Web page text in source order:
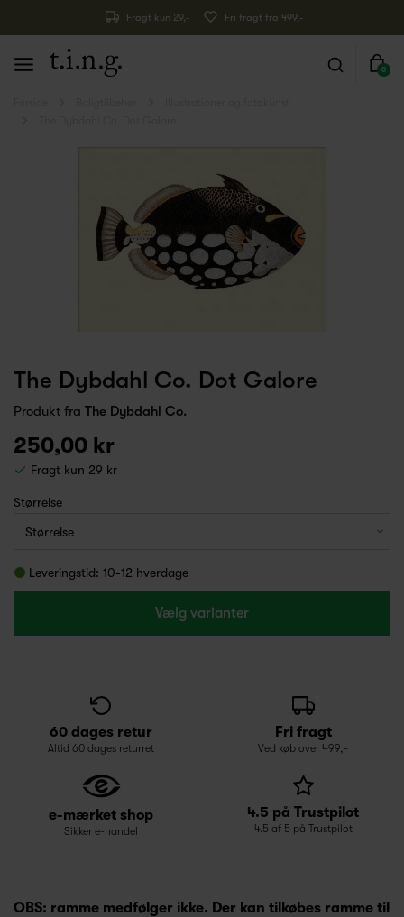
Fragt kun 29,- Fri fragt fra 499,-
0
The Dybdahl Co. Dot Galore
Produkt fra The Dybdahl Co.
250,00 kr
Fragt kun 29 kr
Størrelse
Leveringstid: 10-12 hverdage
Vælg varianter
60 dages retur
Altid 60 dages returret
Fri fragt
Ved køb over 499,-
e-mærket shop
Sikker e-handel
4.5 på Trustpilot
4.5 af 5 på Trustpilot
OBS: ramme medfølger ikke. Der kan tilkøbes ramme til